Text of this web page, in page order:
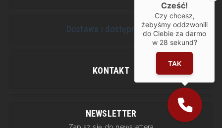
Dostawa i dostępność
KONTAKT
NEWSLETTER
Cześć!
Czy chcesz,
żebyśmy oddzwonili
do Ciebie za darmo
w 28 sekund?
TAK